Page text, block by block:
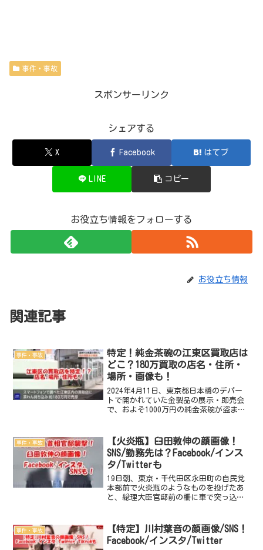
事件・事故
スポンサーリンク
シェアする
X Facebook はてブ
LINE コピー
お役立ち情報をフォローする
お役立ち情報
関連記事
事件・事故
特定！純金茶碗の江東区買取店は
どこ？180万買取の店名・住所・
場所・画像も！
2024年4月11日、東京都日本橋のデパー
トで開かれていた金製品の展示・即売会
で、およそ1000万円の純金茶碗が盗まれ
相場よりもとても低金額で買い取ってい
たことが判明。...
事件・事故
【火炎瓶】臼田敦伸の顔画像！
SNS/勤務先は？Facebook/インス
タ/Twitterも
19日朝、東京・千代田区永田町の自民党
本部前で火炎瓶のようなものを投げたあ
と、総理大臣官邸前の柵に車で突っ込
田敦伸容疑者（49）の顔画像は？住所
は？ Facebook・イ...
事件・事故
【特定】川村葉音の顔画像/SNS！
Facebook/インスタ/Twitter